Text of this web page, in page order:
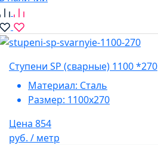
Ступени SP (сварные) 1100 *270
Материал: Сталь
Размер: 1100х270
Цена 854
руб. / метр